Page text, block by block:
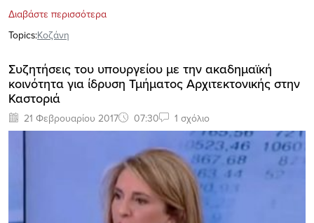
Διαβάστε περισσότερα
Topics:Κοζάνη
Συζητήσεις του υπουργείου με την ακαδημαϊκή
κοινότητα για ίδρυση Τμήματος Αρχιτεκτονικής στην
Καστοριά
21 Φεβρουαρίου 2017 07:30 1 σχόλιο